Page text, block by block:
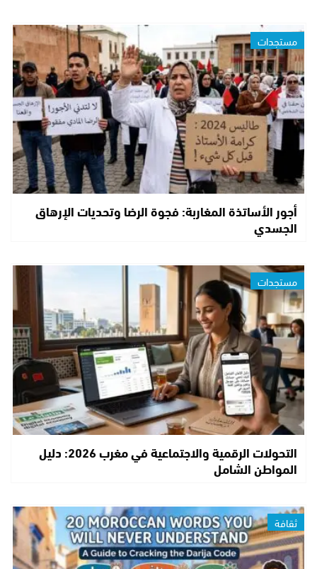
مستجدات
أجور الأساتذة المغاربة: فجوة الرضا وتحديات الإرهاق
الجسدي
مستجدات
التحولات الرقمية والاجتماعية في مغرب 2026: دليل
المواطن الشامل
ثقافة